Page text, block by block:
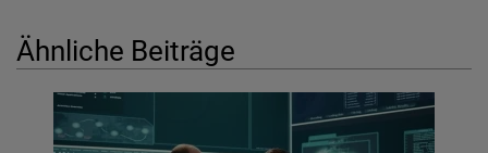
Ähnliche Beiträge